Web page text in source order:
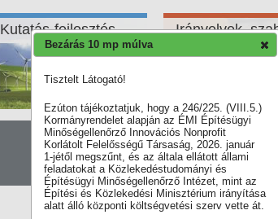
Kutatás-fejlesztés Irányelvek,
Bezárás 10 mp múlva
Tisztelt Látogató!
Ezúton tájékoztatjuk, hogy a 246/225. (VIII.5.)
Kormányrendelet alapján az ÉMI Építésügyi
Minőségellenőrző Innovációs Nonprofit
Korlátolt Felelősségű Társaság, 2026. január
1-jétől megszűnt, és az általa ellátott állami
feladatokat a Közlekedéstudományi és
Építésügyi Minőségellenőrző Intézet, mint az
Építési és Közlekedési Minisztérium irányítása
alatt álló központi költségvetési szerv vette át.